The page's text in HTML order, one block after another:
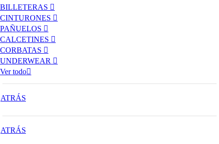
BILLETERAS
CINTURONES
PAÑUELOS
CALCETINES
CORBATAS
UNDERWEAR
Ver todo
ATRÁS
ATRÁS